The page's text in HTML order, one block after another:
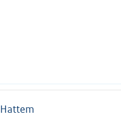
Hattem